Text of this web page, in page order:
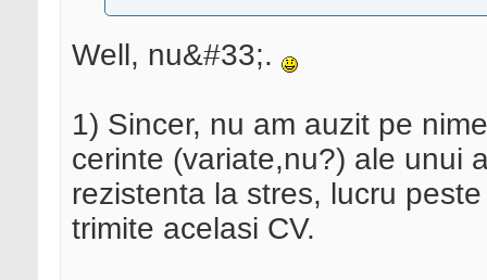
Well, nu&#33;.
1) Sincer, nu am auzit pe
cerinte (variate,nu?) ale unui
rezistenta la stres, lucru
trimite acelasi CV.